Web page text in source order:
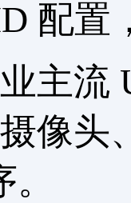
配置
主流
像头